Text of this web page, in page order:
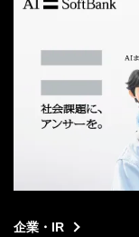
企業・IR